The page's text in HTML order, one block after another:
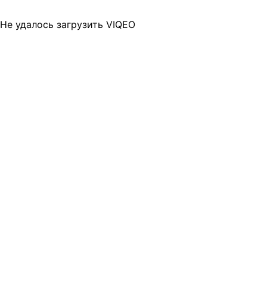
Не удалось загрузить VIQEO